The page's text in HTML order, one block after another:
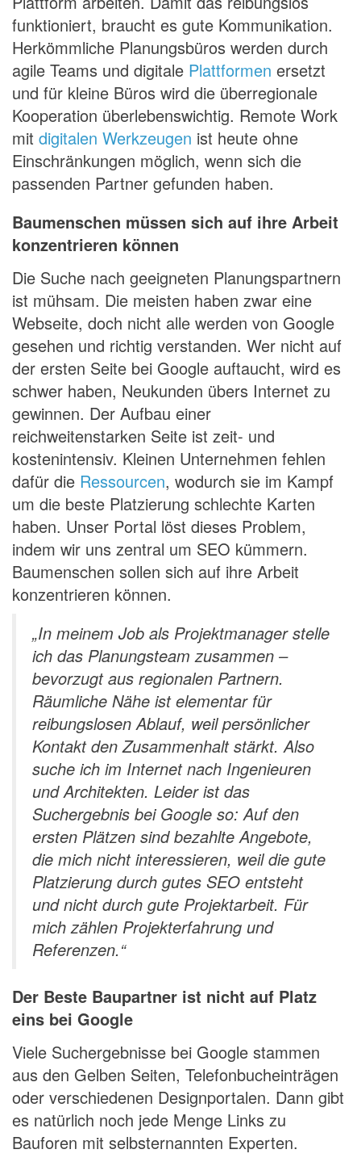
funktioniert, braucht es gute Kommunikation.
Herkömmliche Planungsbüros werden durch
agile Teams und digitale Plattformen ersetzt
und für kleine Büros wird die überregionale
Kooperation überlebenswichtig. Remote Work
mit digitalen Werkzeugen ist heute ohne
Einschränkungen möglich, wenn sich die
passenden Partner gefunden haben.
Baumenschen müssen sich auf ihre Arbeit
konzentrieren können
Die Suche nach geeigneten Planungspartnern
ist mühsam. Die meisten haben zwar eine
Webseite, doch nicht alle werden von Google
gesehen und richtig verstanden. Wer nicht auf
der ersten Seite bei Google auftaucht, wird es
schwer haben, Neukunden übers Internet zu
gewinnen. Der Aufbau einer
reichweitenstarken Seite ist zeit- und
kostenintensiv. Kleinen Unternehmen fehlen
dafür die Ressourcen, wodurch sie im Kampf
um die beste Platzierung schlechte Karten
haben. Unser Portal löst dieses Problem,
indem wir uns zentral um SEO kümmern.
Baumenschen sollen sich auf ihre Arbeit
konzentrieren können.
„In meinem Job als Projektmanager stelle
ich das Planungsteam zusammen –
bevorzugt aus regionalen Partnern.
Räumliche Nähe ist elementar für
reibungslosen Ablauf, weil persönlicher
Kontakt den Zusammenhalt stärkt. Also
suche ich im Internet nach Ingenieuren
und Architekten. Leider ist das
Suchergebnis bei Google so: Auf den
ersten Plätzen sind bezahlte Angebote,
die mich nicht interessieren, weil die gute
Platzierung durch gutes SEO entsteht
und nicht durch gute Projektarbeit. Für
mich zählen Projekterfahrung und
Referenzen.“
Der Beste Baupartner ist nicht auf Platz
eins bei Google
Viele Suchergebnisse bei Google stammen
aus den Gelben Seiten, Telefonbucheinträgen
oder verschiedenen Designportalen. Dann gibt
es natürlich noch jede Menge Links zu
Bauforen mit selbsternannten Experten.